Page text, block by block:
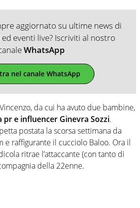
aggiornato su ultime news di
eventi live? Iscriviti al nostro
WhatsApp
nel canale WhatsApp
da cui ha avuto due bambine,
pr e influencer Ginevra Sozzi.
postata la scorsa settimana da
e raffigurante il cucciolo Baloo. Ora il
ritrae l’attaccante (con tanto di
della 22enne.